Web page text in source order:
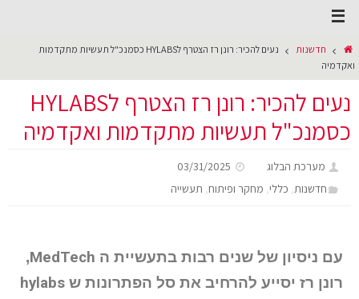
חדשנות
נעים להכיר: רונן רז הצטרף לHYLABS כסמנכ"ל תעשיות מתקדמות
ואקדמיה
נעים להכיר: רונן רז הצטרף לHYLABS
כסמנכ"ל תעשיות מתקדמות ואקדמיה
מערכת הבלוג
03/31/2025
חדשנות, כללי, מחקר ופיתוח, תעשייה
עם ניסיון של שנים רבות בתעשיית ה MedTech
,
רונן רז יסייע להרחיב את סל הפתרונות ש hylabs